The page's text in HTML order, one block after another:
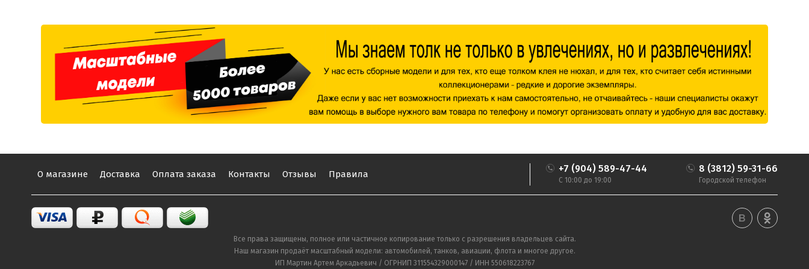
О магазине Доставка Оплата заказа Контакты Отзывы Правила +7 (904) 589-47-44
С 10:00 до 19:00
8 (3812) 59-31-66
Городской телефон
Все права защищены, полное или частичное копирование только с разрешения владельцев сайта.
Наш магазин продаёт масштабный модели: автомобилей, танков, авиации, флота и многое другое.
ИП Мартин Артем Аркадьевич / ОГРНИП 311554329000147 / ИНН 550618223767